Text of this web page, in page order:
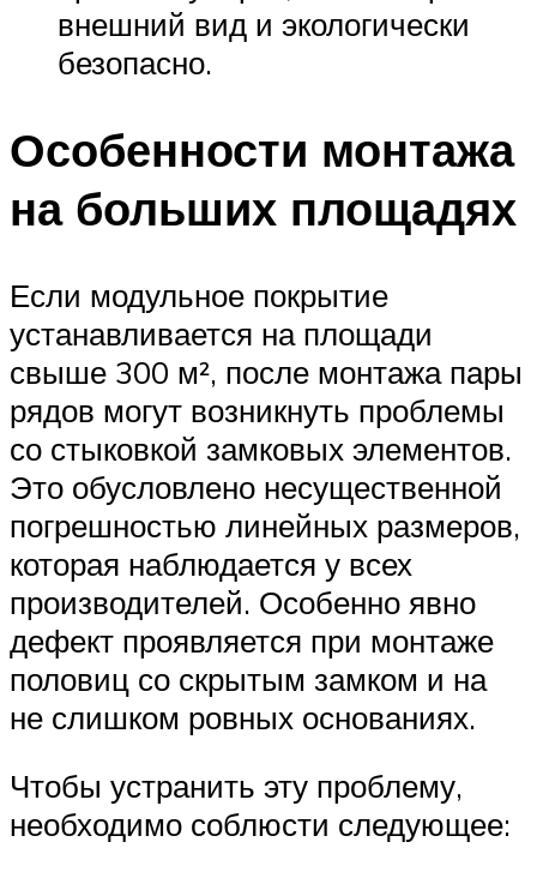
внешний вид и экологически
безопасно.
Особенности монтажа
на больших площадях
Если модульное покрытие
устанавливается на площади
свыше 300 м², после монтажа пары
рядов могут возникнуть проблемы
со стыковкой замковых элементов.
Это обусловлено несущественной
погрешностью линейных размеров,
которая наблюдается у всех
производителей. Особенно явно
дефект проявляется при монтаже
половиц со скрытым замком и на
не слишком ровных основаниях.
Чтобы устранить эту проблему,
необходимо соблюсти следующее: